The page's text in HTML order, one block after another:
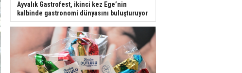
Ayvalık Gastrofest, ikinci kez Ege’nin
kalbinde gastronomi dünyasını buluşturuyor